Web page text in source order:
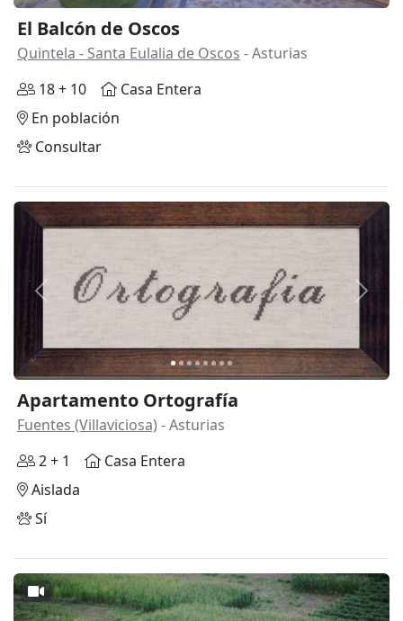
El Balcón de Oscos
Quintela - Santa Eulalia de Oscos - Asturias
18 + 10
Casa Entera
En población
Consultar
Anterior
Apartamento Ortografía
Fuentes (Villaviciosa) - Asturias
2 + 1
Casa Entera
Aislada
Sí